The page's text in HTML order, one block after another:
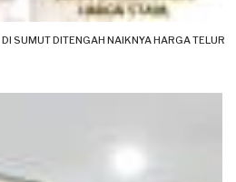
SUMUT DITENGAH NAIKNYA HARGA TELUR